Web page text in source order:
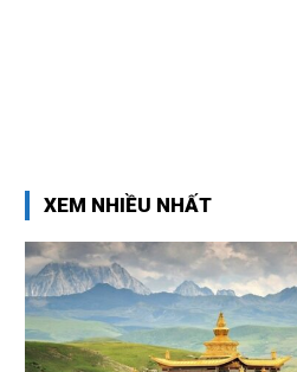
XEM NHIỀU NHẤT